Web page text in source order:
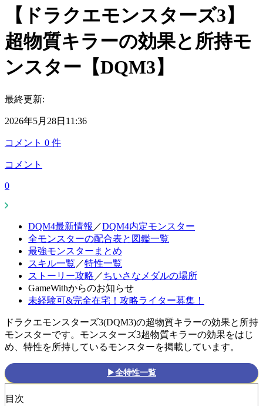
【ドラクエモンスターズ3】
超物質キラーの効果と所持モ
ンスター【DQM3】
最終更新:
2026年5月28日11:36
コメント 0 件
コメント
0
DQM4最新情報 ／DQM4内定モンスター
全モンスターの配合表と図鑑一覧
最強モンスターまとめ
スキル一覧 ／特性一覧
ストーリー攻略 ／ちいさなメダルの場所
GameWithからのお知らせ
未経験可&完全在宅！攻略ライター募集！
ドラクエモンスターズ3(DQM3)の超物質キラーの効果と所持
モンスターです。モンスターズ3超物質キラーの効果をはじ
め、特性を所持しているモンスターを掲載しています。
▶全特性一覧
目次